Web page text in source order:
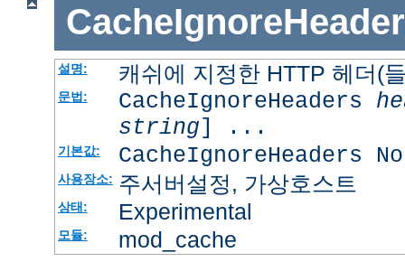
설명: 캐쉬에 지정한 HTTP 헤더(
문법: CacheIgnoreHeaders
string] ...
기본값: CacheIgnoreHeaders
사용장소: 주서버설정, 가상호스트
상태: Experimental
모듈: mod_cache